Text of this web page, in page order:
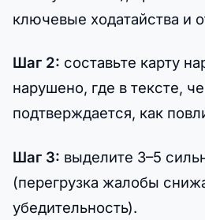
ключевые ходатайства и
Шаг 2: составьте карту
нарушено, где в тексте,
подтверждается, как
Шаг 3: выделите 3–5
(перегрузка жалобы
убедительность).